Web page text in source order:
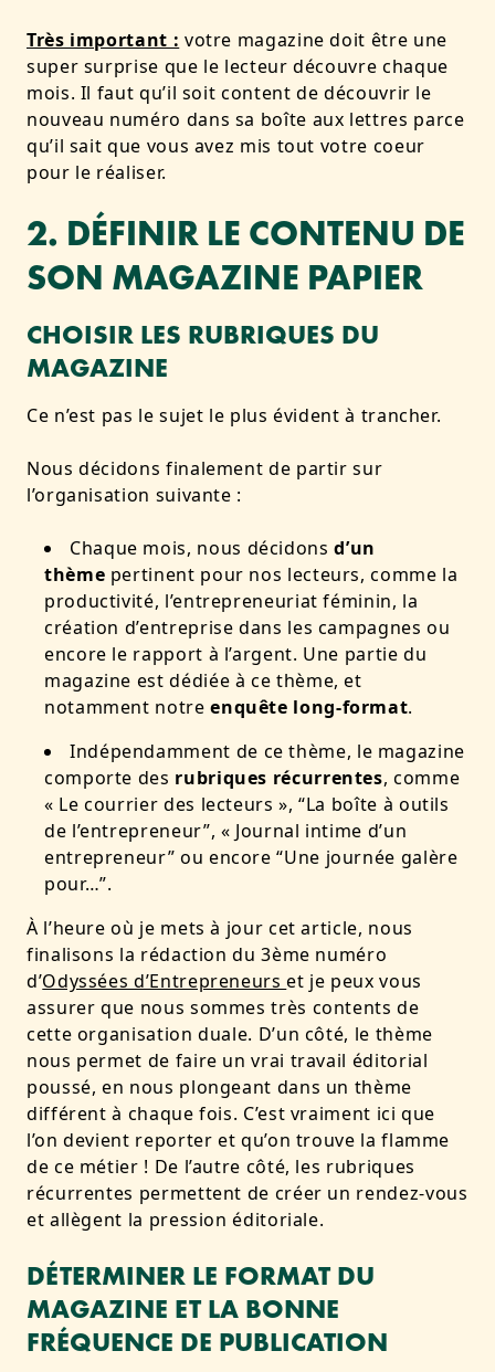
Très important : votre magazine doit être une
super surprise que le lecteur découvre chaque
mois. Il faut qu’il soit content de découvrir le
nouveau numéro dans sa boîte aux lettres parce
qu’il sait que vous avez mis tout votre coeur
pour le réaliser.
2. DÉFINIR LE CONTENU DE
SON MAGAZINE PAPIER
CHOISIR LES RUBRIQUES DU
MAGAZINE
Ce n’est pas le sujet le plus évident à trancher.
Nous décidons finalement de partir sur
l’organisation suivante :
Chaque mois, nous décidonsd’un
thème pertinent pour nos lecteurs, comme la
productivité, l’entrepreneuriat féminin, la
création d’entreprise dans les campagnes ou
encore le rapport à l’argent. Une partie du
magazine est dédiée à ce thème, et
notamment notreenquête long-format.
Indépendamment de ce thème, le magazine
comporte des rubriques récurrentes, comme
« Le courrier des lecteurs », “La boîte à outils
de l’entrepreneur”, « Journal intime d’un
entrepreneur” ou encore “Une journée galère
pour…”.
À l’heure où je mets à jour cet article, nous
finalisons la rédaction du 3ème numéro
d’Odyssées d’Entrepreneurset je peux vous
assurer que nous sommes très contents de
cette organisation duale. D’un côté, le thème
nous permet de faire un vrai travail éditorial
poussé, en nous plongeant dans un thème
différent à chaque fois. C’est vraiment ici que
l’on devient reporter et qu’on trouve la flamme
de ce métier ! De l’autre côté, les rubriques
récurrentes permettent de créer un rendez-vous
et allègent la pression éditoriale.
DÉTERMINER LE FORMAT DU
MAGAZINE ET LA BONNE
FRÉQUENCE DE PUBLICATION